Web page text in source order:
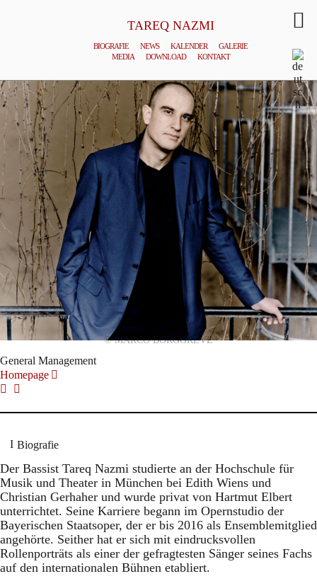
TAREQ NAZMI
BIOGRAFIE NEWS KALENDER
GALERIE
MEDIA
DOWNLOAD KONTAKT
© MARCO BORGGREVE
General Management
Homepage
Biografie
Der Bassist Tareq Nazmi studierte an der Hochschule für
Musik und Theater in München bei Edith Wiens und
Christian Gerhaher und wurde privat von Hartmut Elbert
unterrichtet. Seine Karriere begann im Opernstudio der
Bayerischen Staatsoper, der er bis 2016 als Ensemblemitglied
angehörte. Seither hat er sich mit eindrucksvollen
Rollenporträts als einer der gefragtesten Sänger seines Fachs
auf den internationalen Bühnen etabliert.